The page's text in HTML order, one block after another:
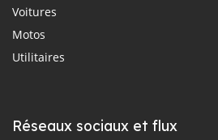
Voitures
Motos
Utilitaires
Réseaux sociaux et flux